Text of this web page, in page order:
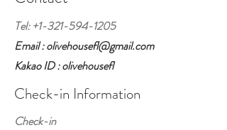
Tel:+1-321-594-1205
Email : olivehousefl@gmail.com
Kakao ID : olivehousefl
Check-in Information
Check-in